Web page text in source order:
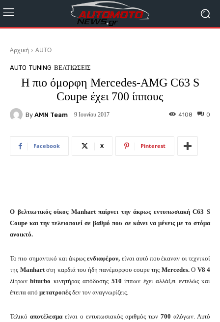
Αρχική AUTO
AUTO TUNING ΒΕΛΤΙΩΣΕΙΣ
H πιο όμορφη Mercedes-AMG C63 S
Coupe έχει 700 ίππους
By AMN Team 9 Ιουνίου 2017 0
4108
Facebook X Pinterest
Ο βελτιωτικός οίκος Manhart παίρνει την άκρως εντυπωσιακή C63 S
Coupe και την τελειοποιεί σε βαθμό που σε κάνει να μένεις με το στόμα
ανοικτό.
Το πιο σημαντικό και άκρωςενδιαφέρον, είναι αυτό που έκαναν οι τεχνικοί
της Manhartστη καρδιά του ήδη πανέμορφου coupe της Mercedes.O V8 4
λίτρωνbiturbo κινητήρας απόδοσης 510 ίππων έχει αλλάξει εντελώς και
έπειτα από μετατροπέςδεν τον αναγνωρίζεις.
Τελικό αποτέλεσμα είναι ο εντυπωσιακός αριθμός των 700 αλόγων. Αυτό